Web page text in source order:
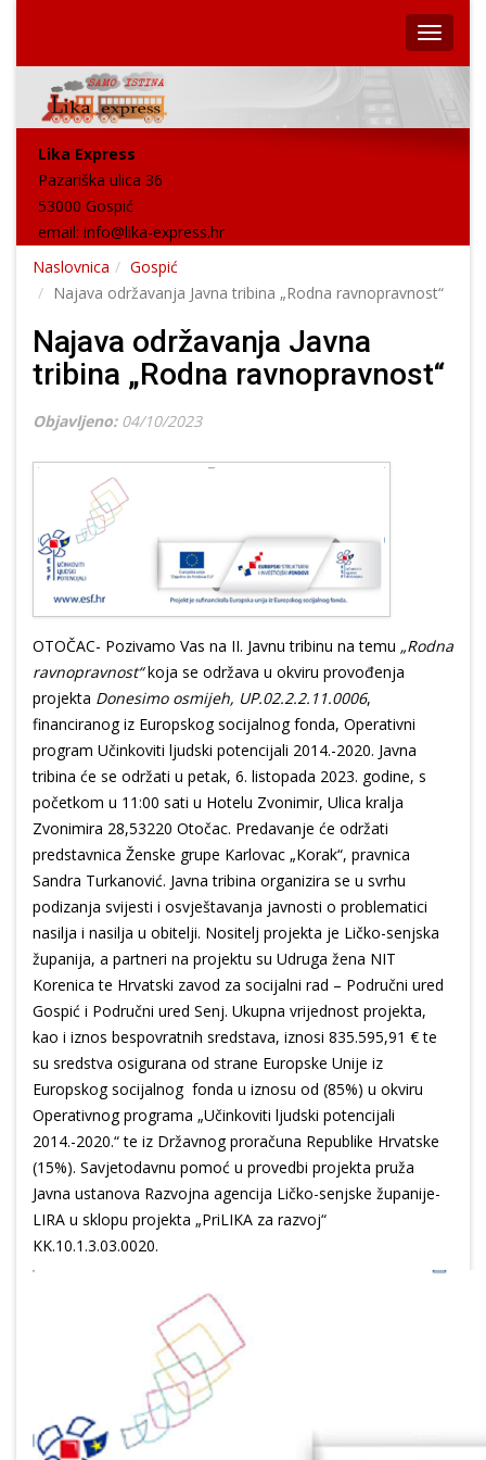
Lika Express
Pazariška ulica 36
53000 Gospić
email: info@lika-express.hr
Naslovnica
Gospić
Najava održavanja Javna tribina „Rodna ravnopravnost“
Najava održavanja Javna
tribina „Rodna ravnopravnost“
Objavljeno: 04/10/2023
OTOČAC- Pozivamo Vas na II. Javnu tribinu na temu „Rodna
ravnopravnost“koja se održava u okviru provođenja
projekta Donesimo osmijeh, UP.02.2.2.11.0006,
financiranog iz Europskog socijalnog fonda, Operativni
program Učinkoviti ljudski potencijali 2014.-2020. Javna
tribina će se održati u petak, 6. listopada 2023. godine, s
početkom u 11:00 sati u Hotelu Zvonimir, Ulica kralja
Zvonimira 28,53220 Otočac. Predavanje će održati
predstavnica Ženske grupe Karlovac „Korak“, pravnica
Sandra Turkanović. Javna tribina organizira se u svrhu
podizanja svijesti i osvještavanja javnosti o problematici
nasilja i nasilja u obitelji. Nositelj projekta je Ličko-senjska
županija, a partneri na projektu su Udruga žena NIT
Korenica te Hrvatski zavod za socijalni rad – Područni ured
Gospić i Područni ured Senj. Ukupna vrijednost projekta,
kao i iznos bespovratnih sredstava, iznosi 835.595,91 € te
su sredstva osigurana od strane Europske Unije iz
Europskog socijalnog fonda u iznosu od (85%) u okviru
Operativnog programa „Učinkoviti ljudski potencijali
2014.-2020.“ te iz Državnog proračuna Republike Hrvatske
(15%). Savjetodavnu pomoć u provedbi projekta pruža
Javna ustanova Razvojna agencija Ličko-senjske županije-
LIRA u sklopu projekta „PriLIKA za razvoj“
KK.10.1.3.03.0020.